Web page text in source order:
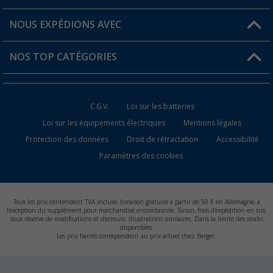
Carte de fidélité Berger
Informations sur l'expédition
Statut de la commande
NOUS EXPÉDIONS AVEC
NOS TOP CATÉGORIES
Meubles de camping
C.G.V.
Loi sur les batteries
Loi sur les équipements électriques
Mentions légales
Protection des données
Droit de rétractation
Accessibilité
Paramètres des cookies
Tous les prix s'entendent TVA incluse, livraison gratuite à partir de 50 € en Allemagne, à
l'exception du supplément pour marchandise encombrante. Sinon, frais d'expédition en sus.
sous réserve de modifications et d'erreurs. Illustrations similaires. Dans la limite des stocks
disponibles.
Les prix barrés correspondent au prix actuel chez Berger.